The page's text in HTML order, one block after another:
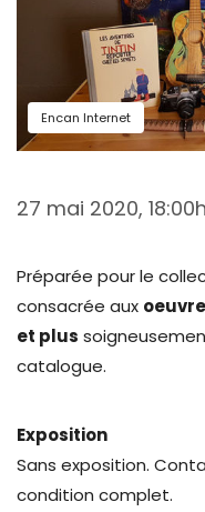
Encan Internet
27 mai 2020, 18:00h
Préparée pour le
consacrée aux
et plus
catalogue.
Exposition
Sans exposition.
condition complet.